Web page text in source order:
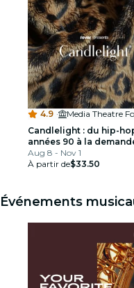
4.9 ·
Candlelight : du hip-
années 90 à la
Aug 8 - Nov 1
À partir de$33.50
Événements